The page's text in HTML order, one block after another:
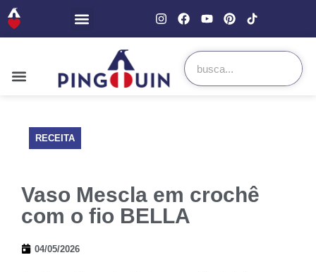
RECEITA
Vaso Mescla em crochê
com o fio BELLA
04/05/2026